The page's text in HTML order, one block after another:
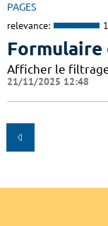
PAGES
relevance:
Formulaire
Afficher le
21/11/2025 12:48